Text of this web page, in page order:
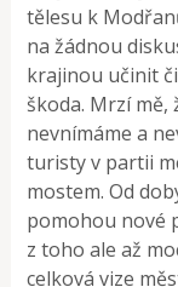
tělesu k
na žádnou
krajinou učinit
škoda. Mrzí mě,
nevnímáme a
turisty v partii
mostem. Od
pomohou nové
z toho ale až
celková vize